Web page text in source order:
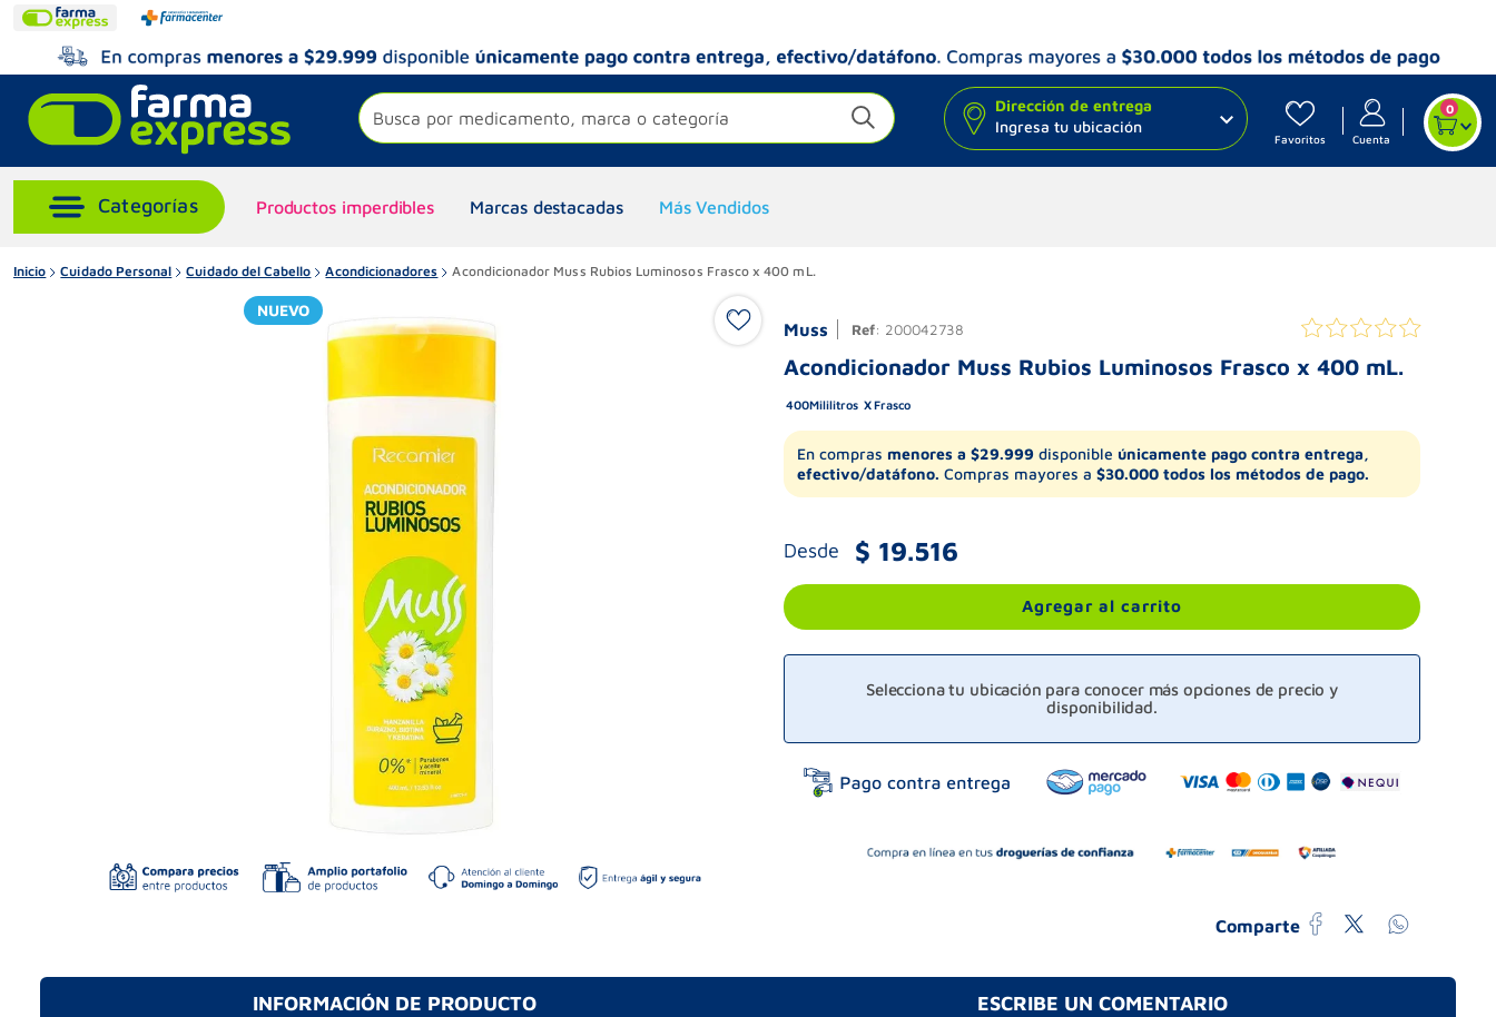
Busca por medicamento, marca o categoría
Dirección de entrega
Ingresa tu ubicación
Favoritos Cuenta
0
Productos imperdibles Marcas destacadas Más Vendidos
Inicio Cuidado Personal Cuidado del Cabello Acondicionadores Acondicionador Muss Rubios Luminosos Frasco x 400 mL.
NUEVO
Muss Ref: 200042738
Acondicionador Muss Rubios Luminosos Frasco x 400 mL.
400Mililitros Frasco
En compras menores a $29.999 disponible únicamente pago contra entrega,
efectivo/datáfono. Compras mayores a $30.000 todos los métodos de pago.
Desde $ 19.516
Agregar al carrito
Selecciona tu ubicación para conocer más opciones de precio y
disponibilidad.
Comparte
INFORMACIÓN DE PRODUCTO ESCRIBE UN COMENTARIO